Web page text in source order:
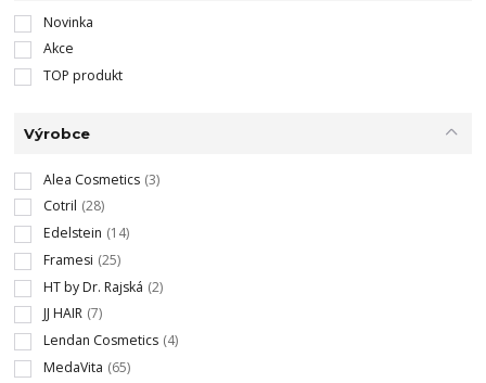
Novinka
Akce
TOP produkt
Výrobce
Alea Cosmetics (3)
Cotril (28)
Edelstein (14)
Framesi (25)
HT by Dr. Rajská (2)
JJ HAIR (7)
Lendan Cosmetics (4)
MedaVita (65)